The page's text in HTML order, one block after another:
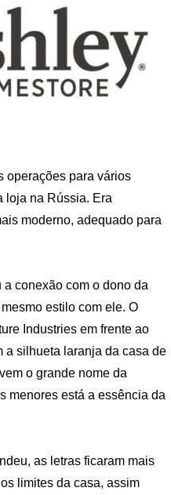
operações para vários
loja na Rússia. Era
moderno, adequado para
conexão com o dono da
estilo com ele. O
Industries em frente ao
a silhueta laranja da casa de
o grande nome da
menores está a essência da
as letras ficaram mais
limites da casa, assim